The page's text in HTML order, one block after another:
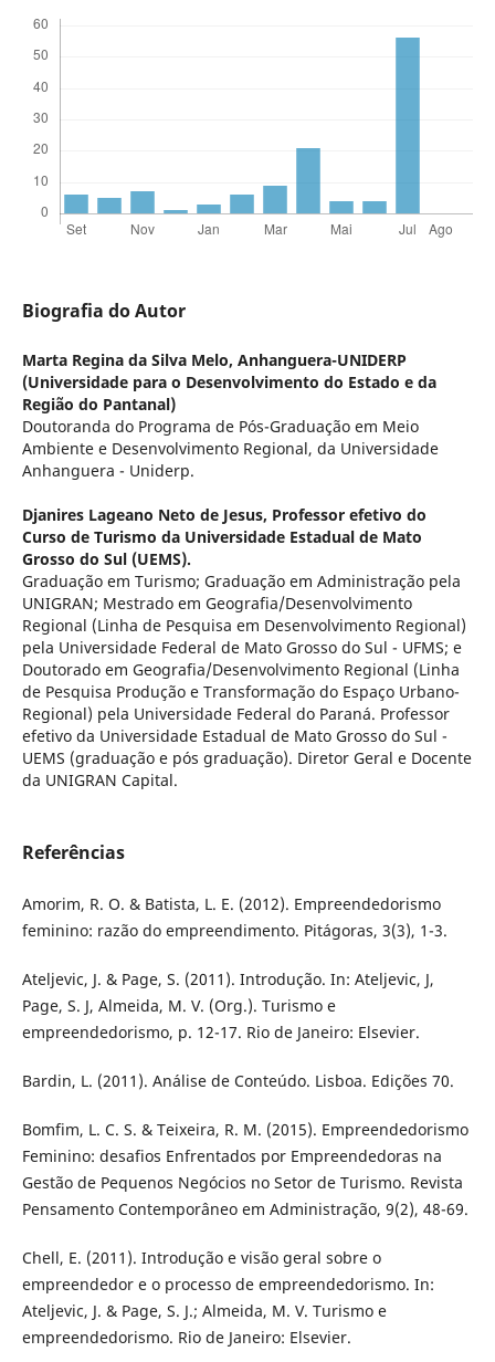
Biografia do Autor
Marta Regina da Silva Melo, Anhanguera-UNIDERP
(Universidade para o Desenvolvimento do Estado e da
Região do Pantanal)
Doutoranda do Programa de Pós-Graduação em Meio
Ambiente e Desenvolvimento Regional, da Universidade
Anhanguera - Uniderp.
Djanires Lageano Neto de Jesus, Professor efetivo do
Curso de Turismo da Universidade Estadual de Mato
Grosso do Sul (UEMS).
Graduação em Turismo; Graduação em Administração pela
UNIGRAN; Mestrado em Geografia/Desenvolvimento
Regional (Linha de Pesquisa em Desenvolvimento Regional)
pela Universidade Federal de Mato Grosso do Sul - UFMS; e
Doutorado em Geografia/Desenvolvimento Regional (Linha
de Pesquisa Produção e Transformação do Espaço Urbano-
Regional) pela Universidade Federal do Paraná. Professor
efetivo da Universidade Estadual de Mato Grosso do Sul -
UEMS (graduação e pós graduação). Diretor Geral e Docente
da UNIGRAN Capital.
Referências
Amorim, R. O. & Batista, L. E. (2012). Empreendedorismo
feminino: razão do empreendimento. Pitágoras, 3(3), 1-3.
Ateljevic, J. & Page, S. (2011). Introdução. In: Ateljevic, J,
Page, S. J, Almeida, M. V. (Org.). Turismo e
empreendedorismo, p. 12-17. Rio de Janeiro: Elsevier.
Bardin, L. (2011). Análise de Conteúdo. Lisboa. Edições 70.
Bomfim, L. C. S. & Teixeira, R. M. (2015). Empreendedorismo
Feminino: desafios Enfrentados por Empreendedoras na
Gestão de Pequenos Negócios no Setor de Turismo. Revista
Pensamento Contemporâneo em Administração, 9(2), 48-69.
Chell, E. (2011). Introdução e visão geral sobre o
empreendedor e o processo de empreendedorismo. In:
Ateljevic, J. & Page, S. J.; Almeida, M. V. Turismo e
empreendedorismo. Rio de Janeiro: Elsevier.